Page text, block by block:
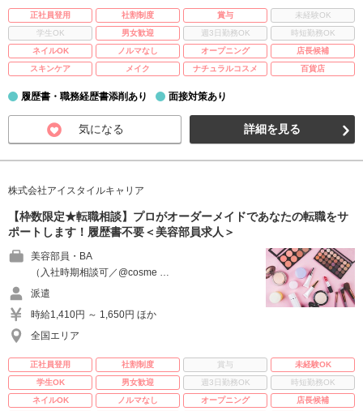
正社員登用 社割制度 賞与
未経験OK
学生OK
男女歓迎 週3日勤務OK
時短勤務OK
ネイルOK
ノルマなし オープニング
店長候補
スキンケア
メイク ナチュラルコスメ 百貨店
履歴書・職務経歴書添削あり 面接対策あり
気になる 詳細を見る
株式会社アイスタイルキャリア
【枠数限定★転職相談】プロがオーダーメイドであなたの転職をサ
ポートします！履歴書不要＜美容部員求人＞
美容部員・BA
（入社時期相談可／@cosme …
派遣
時給1,410円 ～ 1,650円 ほか
全国エリア
正社員登用 社割制度 賞与
未経験OK
学生OK
男女歓迎 週3日勤務OK
時短勤務OK
ネイルOK
ノルマなし オープニング
店長候補